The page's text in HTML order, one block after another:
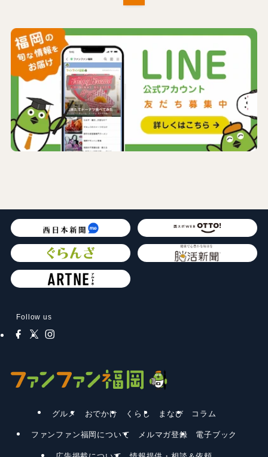
Follow us
グルメ おでかけ くらし まなび コラム
ファンファン福岡について メルマガ登録 電子ブック